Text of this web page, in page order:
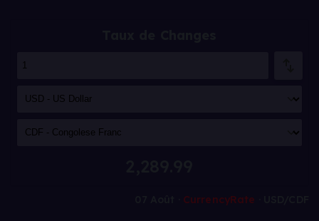
CurrencyRate